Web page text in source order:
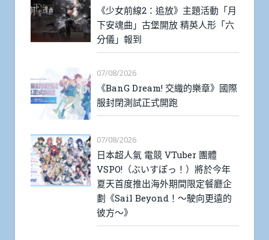
《少女前線2：追放》主題活動「月
下安魂曲」古堡開放 精英人形「六
分儀」報到
07/08/2026
《BanG Dream! 交織的樂章》國際
服封閉測試正式開跑
07/08/2026
日本超人氣 電競 VTuber 團體
VSPO!（ぶいすぽっ！）將於今年
夏天首度推出海外期間限定餐廳企
劃《Sail Beyond！～駛向更遠的
彼方～》